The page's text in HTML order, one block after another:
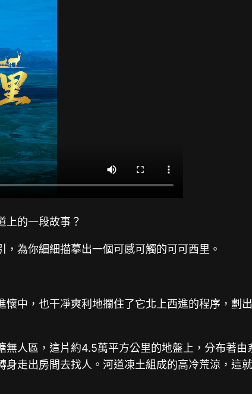
上的一段故事？
為你細細描摹出一個可感可觸的可可西里。
懷中，也干凈爽利地攔住了它北上西進的程序，劃
無人區，這片約4.5萬平方公里的地盤上，分布著由
身走出房間去找人。河道凍土組成的高冷荒涼，